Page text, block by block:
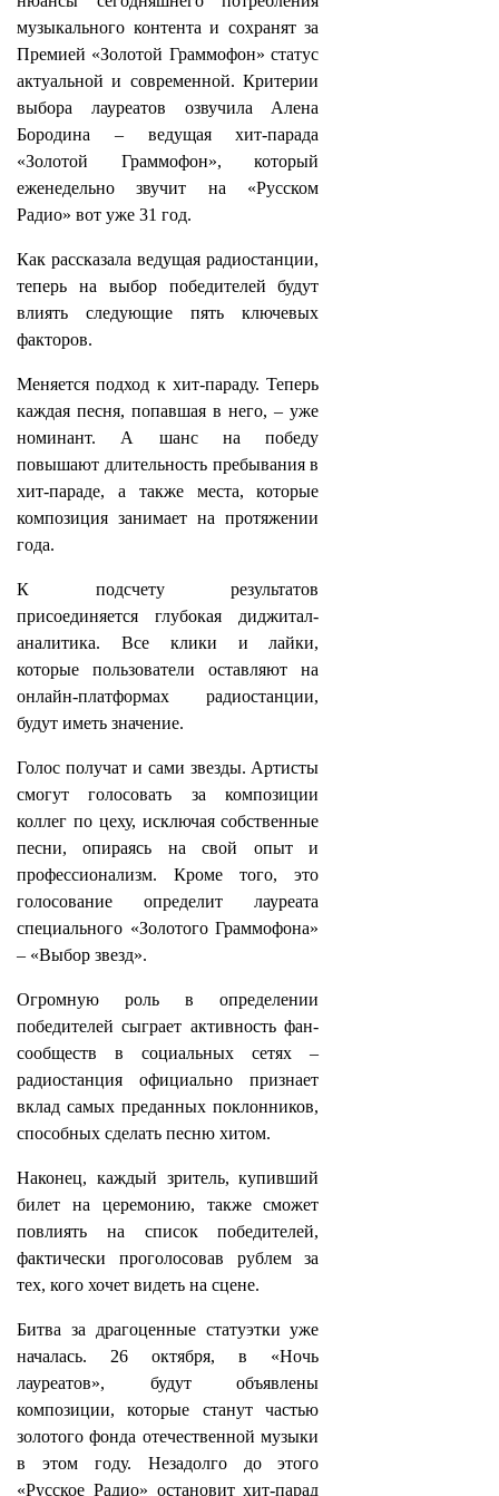
музыкального контента и сохранят за
Премией «Золотой Граммофон» статус
актуальной и современной. Критерии
выбора лауреатов озвучила Алена
Бородина – ведущая хит-парада
«Золотой Граммофон», который
еженедельно звучит на «Русском
Радио» вот уже 31 год.
Как рассказала ведущая радиостанции,
теперь на выбор победителей будут
влиять следующие пять ключевых
факторов.
Меняется подход к хит-параду. Теперь
каждая песня, попавшая в него, – уже
номинант. А шанс на победу
повышают длительность пребывания в
хит-параде, а также места, которые
композиция занимает на протяжении
года.
К подсчету результатов
присоединяется глубокая диджитал-
аналитика. Все клики и лайки,
которые пользователи оставляют на
онлайн-платформах радиостанции,
будут иметь значение.
Голос получат и сами звезды. Артисты
смогут голосовать за композиции
коллег по цеху, исключая собственные
песни, опираясь на свой опыт и
профессионализм. Кроме того, это
голосование определит лауреата
специального «Золотого Граммофона»
– «Выбор звезд».
Огромную роль в определении
победителей сыграет активность фан-
сообществ в социальных сетях –
радиостанция официально признает
вклад самых преданных поклонников,
способных сделать песню хитом.
Наконец, каждый зритель, купивший
билет на церемонию, также сможет
повлиять на список победителей,
фактически проголосовав рублем за
тех, кого хочет видеть на сцене.
Битва за драгоценные статуэтки уже
началась. 26 октября, в «Ночь
лауреатов», будут объявлены
композиции, которые станут частью
золотого фонда отечественной музыки
в этом году. Незадолго до этого
«Русское Радио» остановит хит-парад